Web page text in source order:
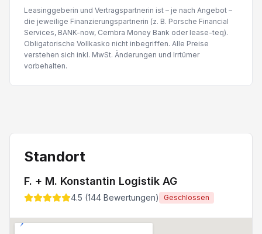
Fahrersitz mit Memory
Reifendruck-Sensoren TPMS
Elektronische Parkbremse
Leasinggeberin und Vertragspartnerin ist – je nach Angebot –
die jeweilige Finanzierungspartnerin (z. B. Porsche Financial
Services, BANK-now, Cembra Money Bank oder lease-teq).
Obligatorische Vollkasko nicht inbegriffen. Alle Preise
verstehen sich inkl. MwSt. Änderungen und Irrtümer
vorbehalten.
Standort
F. + M. Konstantin Logistik AG
4.5 (144 Bewertungen) Geschlossen